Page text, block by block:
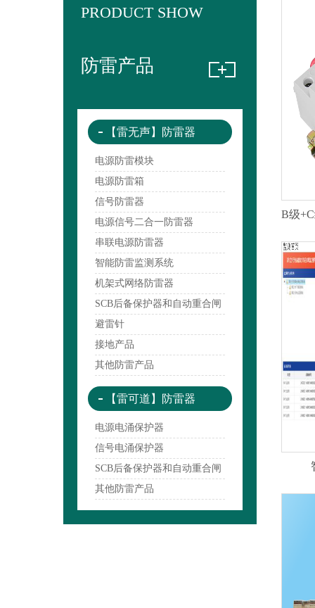
PRODUCT SHOW
防雷产品
【雷无声】防雷器
电源防雷模块
电源防雷箱
信号防雷器
电源信号二合一防雷器
串联电源防雷器
智能防雷监测系统
机架式网络防雷器
SCB后备保护器和自动重合闸
避雷针
接地产品
其他防雷产品
【雷可道】防雷器
电源电涌保护器
信号电涌保护器
SCB后备保护器和自动重合闸
其他防雷产品